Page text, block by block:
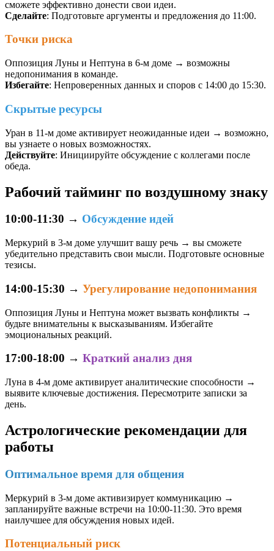
сможете эффективно донести свои идеи.
Сделайте: Подготовьте аргументы и предложения до 11:00.
Точки риска
Оппозиция Луны и Нептуна в 6-м доме → возможны
недопонимания в команде.
Избегайте: Непроверенных данных и споров с 14:00 до 15:30.
Скрытые ресурсы
Уран в 11-м доме активирует неожиданные идеи → возможно,
вы узнаете о новых возможностях.
Действуйте: Инициируйте обсуждение с коллегами после
обеда.
Рабочий тайминг по воздушному знаку
10:00-11:30 → Обсуждение идей
Меркурий в 3-м доме улучшит вашу речь → вы сможете
убедительно представить свои мысли. Подготовьте основные
тезисы.
14:00-15:30 → Урегулирование недопонимания
Оппозиция Луны и Нептуна может вызвать конфликты →
будьте внимательны к высказываниям. Избегайте
эмоциональных реакций.
17:00-18:00 → Краткий анализ дня
Луна в 4-м доме активирует аналитические способности →
выявите ключевые достижения. Пересмотрите записки за
день.
Астрологические рекомендации для
работы
Оптимальное время для общения
Меркурий в 3-м доме активизирует коммуникацию →
запланируйте важные встречи на 10:00-11:30. Это время
наилучшее для обсуждения новых идей.
Потенциальный риск